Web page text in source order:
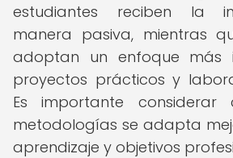
estudiantes reciben la
manera pasiva, mientras
adoptan un enfoque más
proyectos prácticos y
Es importante
metodologías se adapta
aprendizaje y objetivos